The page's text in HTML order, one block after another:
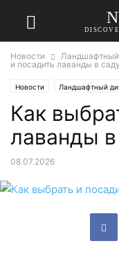
Новости Ландшафтный
и посадить лаванды в саду
Новости Ландшафтный
Как
лаванды
08.07.2026